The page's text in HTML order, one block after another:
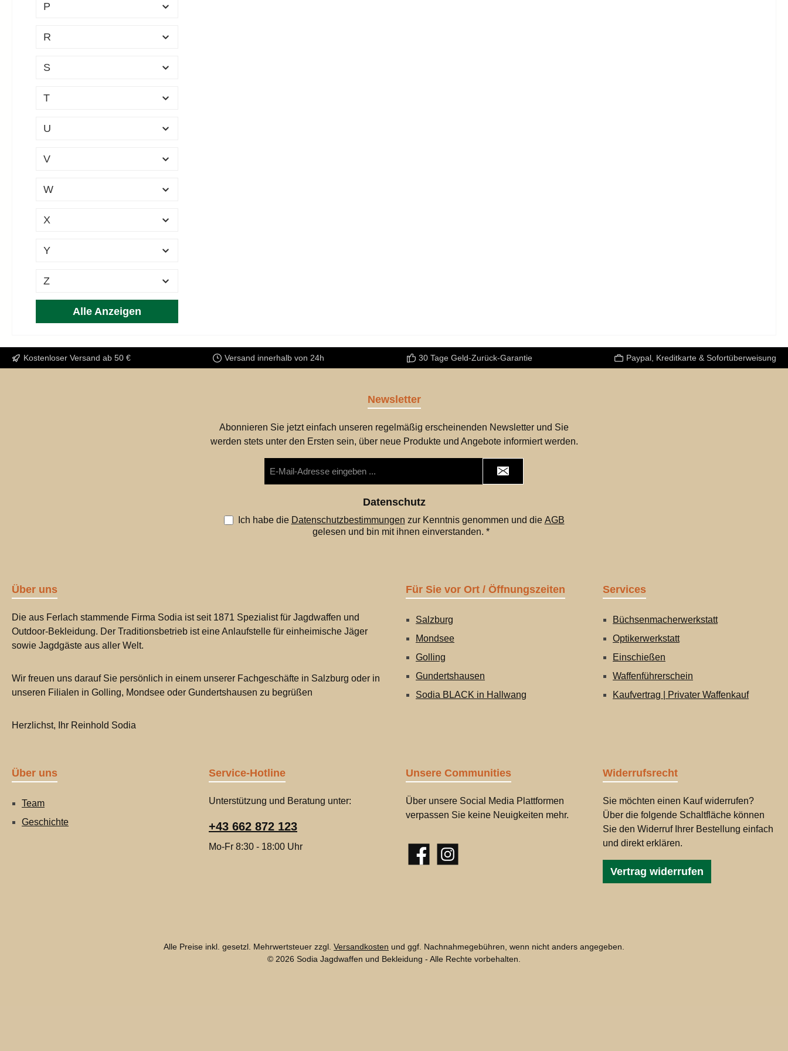
(10)
(1)
P
R
S
T
U
V
W
X
Y
Z
Alle Anzeigen
Kostenloser Versand ab 50 € Versand innerhalb von 24h 30 Tage Geld-Zurück-Garantie Paypal, Kreditkarte & Sofortüberweisung
Newsletter
Abonnieren Sie jetzt einfach unseren regelmäßig erscheinenden Newsletter und Sie
werden stets unter den Ersten sein, über neue Produkte und Angebote informiert werden.
Mail-
Datenschutz
Ich habe die Datenschutzbestimmungen zur Kenntnis genommen und die AGB
gelesen und bin mit ihnen einverstanden. *
Über uns
Die aus Ferlach stammende Firma Sodia ist seit 1871 Spezialist für Jagdwaffen und
Outdoor-Bekleidung. Der Traditionsbetrieb ist eine Anlaufstelle für einheimische Jäger
sowie Jagdgäste aus aller Welt.
Wir freuen uns darauf Sie persönlich in einem unserer Fachgeschäfte in Salzburg oder in
unseren Filialen in Golling, Mondsee oder Gundertshausen zu begrüßen
Herzlichst, Ihr Reinhold Sodia
Für Sie vor Ort / Öffnungszeiten
Salzburg
Mondsee
Golling
Gundertshausen
Sodia BLACK in Hallwang
Services
Büchsenmacherwerkstatt
Optikerwerkstatt
Einschießen
Waffenführerschein
Kaufvertrag | Privater Waffenkauf
Über uns
Team
Geschichte
Service-Hotline
Unterstützung und Beratung unter:
+43 662 872 123
Mo-Fr 8:30 - 18:00 Uhr
Unsere Communities
Über unsere Social Media Plattformen
verpassen Sie keine Neuigkeiten mehr.
FacebookInstagram
Widerrufsrecht
Sie möchten einen Kauf widerrufen?
Über die folgende Schaltfläche können
Sie den Widerruf Ihrer Bestellung einfach
und direkt erklären.
Vertrag widerrufen
Alle Preise inkl. gesetzl. Mehrwertsteuer zzgl. Versandkosten und ggf. Nachnahmegebühren, wenn nicht anders angegeben.
© 2026 Sodia Jagdwaffen und Bekleidung - Alle Rechte vorbehalten.